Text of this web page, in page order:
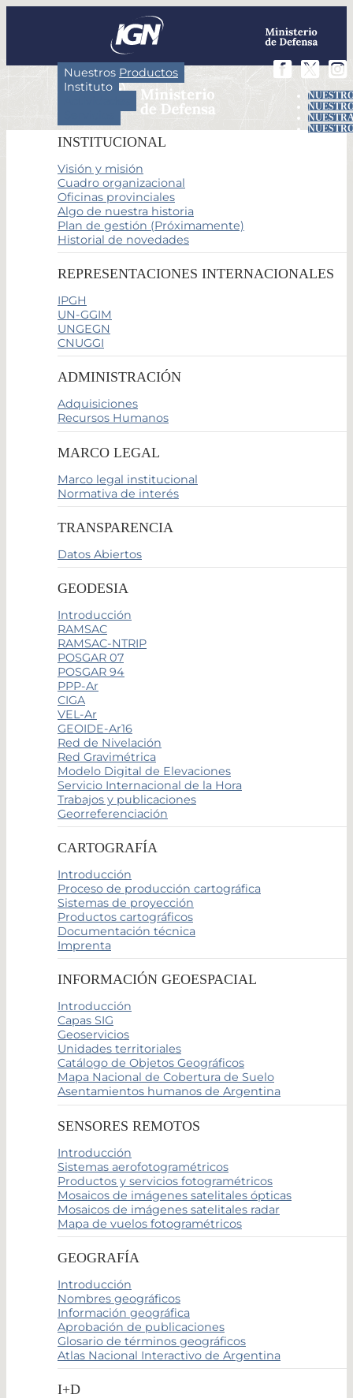
Nuestros Productos
Instituto
INSTITUCIONAL
Visión y misión
Cuadro organizacional
Oficinas provinciales
Algo de nuestra historia
Plan de gestión (Próximamente)
Historial de novedades
REPRESENTACIONES INTERNACIONALES
IPGH
UN-GGIM
UNGEGN
CNUGGI
ADMINISTRACIÓN
Adquisiciones
Recursos Humanos
MARCO LEGAL
Marco legal institucional
Normativa de interés
TRANSPARENCIA
Datos Abiertos
GEODESIA
Introducción
RAMSAC
RAMSAC-NTRIP
POSGAR 07
POSGAR 94
PPP-Ar
CIGA
VEL-Ar
GEOIDE-Ar16
Red de Nivelación
Red Gravimétrica
Modelo Digital de Elevaciones
Servicio Internacional de la Hora
Trabajos y publicaciones
Georreferenciación
CARTOGRAFÍA
Introducción
Proceso de producción cartográfica
Sistemas de proyección
Productos cartográficos
Documentación técnica
Imprenta
INFORMACIÓN GEOESPACIAL
Introducción
Capas SIG
Geoservicios
Unidades territoriales
Catálogo de Objetos Geográficos
Mapa Nacional de Cobertura de Suelo
Asentamientos humanos de Argentina
SENSORES REMOTOS
Introducción
Sistemas aerofotogramétricos
Productos y servicios fotogramétricos
Mosaicos de imágenes satelitales ópticas
Mosaicos de imágenes satelitales radar
Mapa de vuelos fotogramétricos
GEOGRAFÍA
Introducción
Nombres geográficos
Información geográfica
Aprobación de publicaciones
Glosario de términos geográficos
Atlas Nacional Interactivo de Argentina
I+D